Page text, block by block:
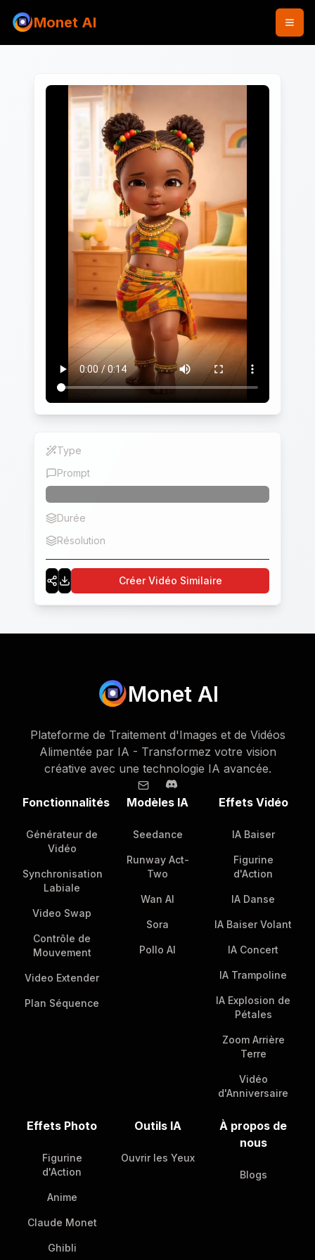
Monet AI
Type
Prompt
Durée
Résolution
Créer Vidéo Similaire
Monet AI
Plateforme de Traitement d'Images et de Vidéos
Alimentée par IA - Transformez votre vision
créative avec une technologie IA avancée.
Fonctionnalités
Générateur de
Vidéo
Synchronisation
Labiale
Video Swap
Contrôle de
Mouvement
Video Extender
Plan Séquence
Modèles IA
Seedance
Runway Act-
Two
Wan AI
Sora
Pollo AI
Effets Vidéo
IA Baiser
Figurine
d'Action
IA Danse
IA Baiser Volant
IA Concert
IA Trampoline
IA Explosion de
Pétales
Zoom Arrière
Terre
Vidéo
d'Anniversaire
Effets Photo
Figurine
d'Action
Anime
Claude Monet
Ghibli
Outils IA
Ouvrir les Yeux
À propos de
nous
Blogs